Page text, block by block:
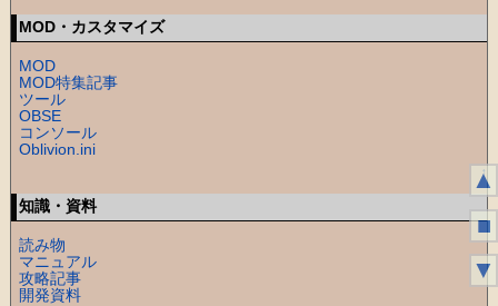
MOD・カスタマイズ
MOD
MOD特集記事
ツール
OBSE
コンソール
Oblivion.ini
↑
知識・資料
読み物
マニュアル
攻略記事
開発資料
▲
■
▼